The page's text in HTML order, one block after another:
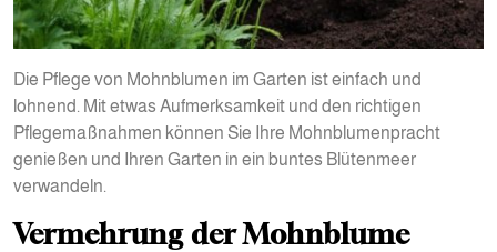
Die Pflege von Mohnblumen im Garten ist einfach und
lohnend. Mit etwas Aufmerksamkeit und den richtigen
Pflegemaßnahmen können Sie Ihre Mohnblumenpracht
genießen und Ihren Garten in ein buntes Blütenmeer
verwandeln.
Vermehrung der Mohnblume